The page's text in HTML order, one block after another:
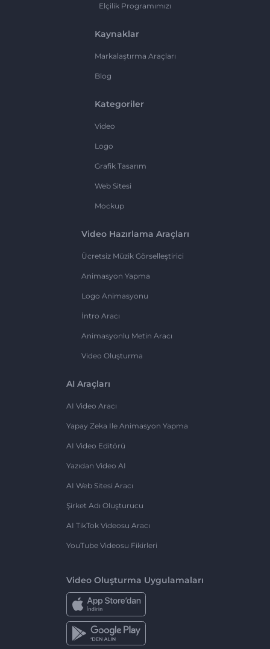
Elçilik Programımızı
Kaynaklar
Markalaştırma Araçları
Blog
Kategoriler
Video
Logo
Grafik Tasarım
Web Sitesi
Mockup
Video Hazırlama Araçları
Ücretsiz Müzik Görselleştirici
Animasyon Yapma
Logo Animasyonu
İntro Aracı
Animasyonlu Metin Aracı
Video Oluşturma
AI Araçları
AI Video Aracı
Yapay Zeka Ile Animasyon Yapma
AI Video Editörü
Yazıdan Video AI
AI Web Sitesi Aracı
Şirket Adı Oluşturucu
AI TikTok Videosu Aracı
YouTube Videosu Fikirleri
Video Oluşturma Uygulamaları